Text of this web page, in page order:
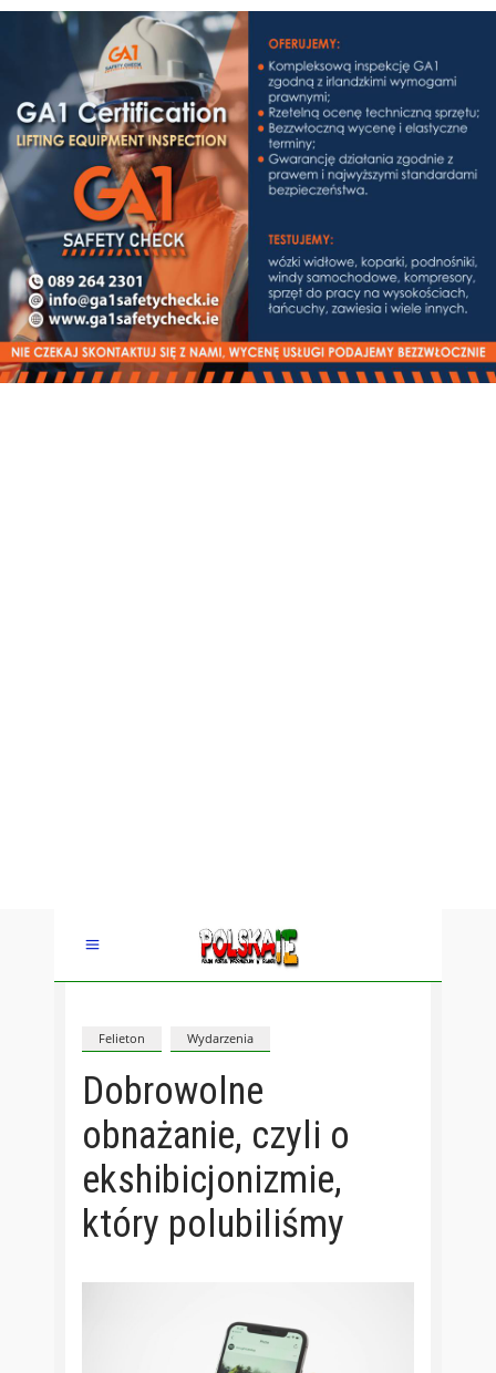
Felieton Wydarzenia
Dobrowolne
obnażanie, czyli o
ekshibicjonizmie,
który polubiliśmy